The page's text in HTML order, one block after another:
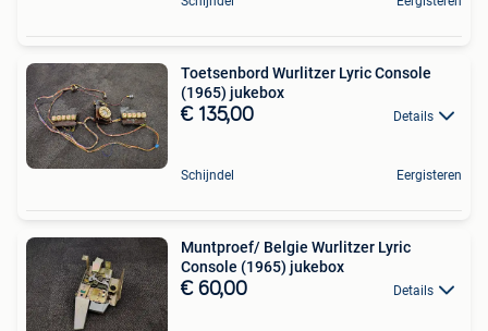
Toetsenbord Wurlitzer Lyric Console
(1965) jukebox
€ 135,00 Details
Schijndel Eergisteren
Muntproef/ Belgie Wurlitzer Lyric
Console (1965) jukebox
€ 60,00 Details